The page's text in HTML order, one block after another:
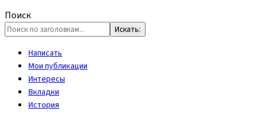
Поиск
Написать
Мои публикации
Интересы
Вкладки
История